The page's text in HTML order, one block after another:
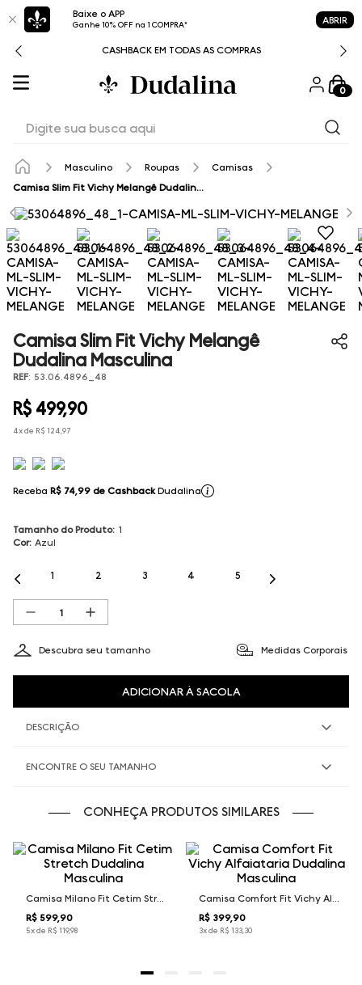
Baixe o APP
Ganhe 10% OFF na 1 COMPRA* ABRIR
CASHBACK EM TODAS AS COMPRAS
0
Masculino Roupas
Camisas
Camisa Slim Fit Vichy Melangê Dudalina Masculina
Camisa Slim Fit Vichy Melangê
Dudalina Masculina
REF: 53.06.4896_48
R$ 499,90
4x de R$ 124,97
Receba R$ 74,99 de Cashback Dudalina
Tamanho do Produto: 1
Cor: Azul
1 2 3 4 5
Descubra seu tamanho Medidas Corporais
ADICIONAR À SACOLA
DESCRIÇÃO
ENCONTRE O SEU TAMANHO
CONHEÇA PRODUTOS SIMILARES
Camisa Milano Fit Cetim Stretch Dudalina Masculina
R$ 599,90
5x de R$ 119,98
Camisa Comfort Fit Vichy Alfaiataria Dudalina Masculina
R$ 399,90
3x de R$ 133,30